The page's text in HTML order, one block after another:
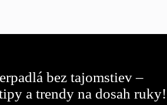
bez tajomstiev –
a trendy na dosah ruky!